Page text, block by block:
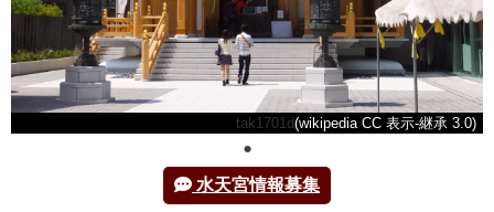
tak1701d(wikipedia CC 表示-継承 3.0)
水天宮情報募集